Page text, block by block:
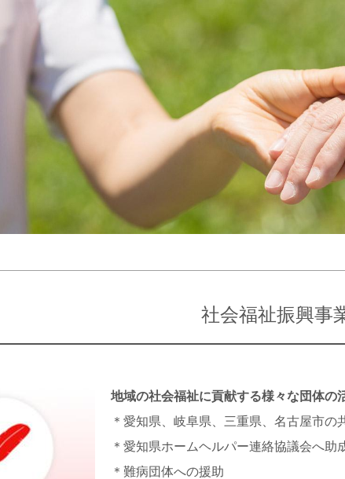
社会福祉振興事
地域の社会福祉に貢献する様々な団体の
＊愛知県、岐阜県、三重県、名古屋市の
＊愛知県ホームヘルパー連絡協議会へ助
＊難病団体への援助